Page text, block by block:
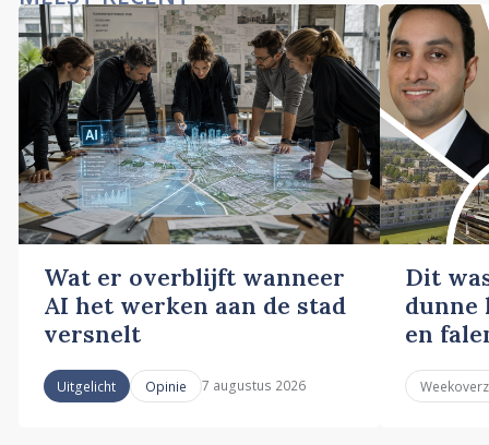
Wat er overblijft wanneer
AI het werken aan de stad
versnelt
Uitgelicht Opinie 7 augustus 2026
Dit
dunne
en